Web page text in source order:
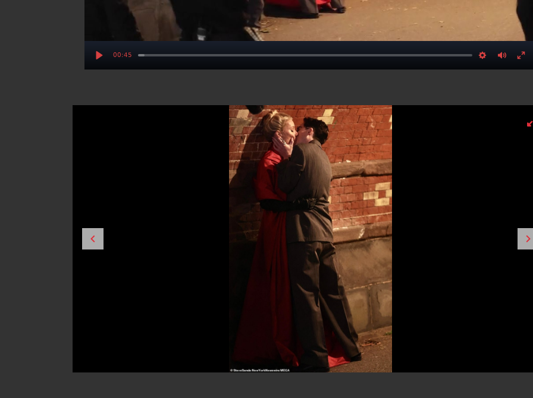
Play
00:45
Settings
Mute